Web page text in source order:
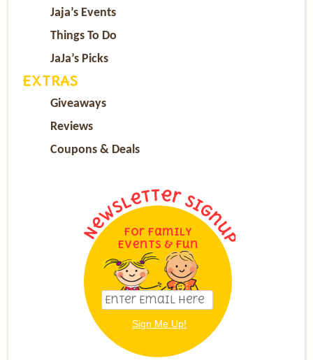
Jaja’s Events
Things To Do
JaJa’s Picks
EXTRAS
Giveaways
Reviews
Coupons & Deals
For Family
Events & Fun